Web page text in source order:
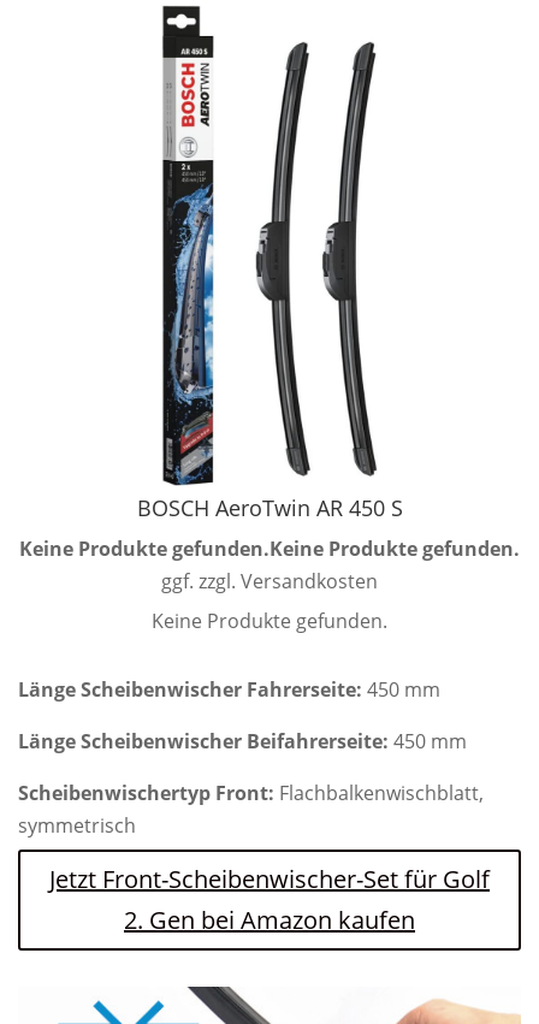
BOSCH AeroTwin AR 450 S
Keine Produkte gefunden.Keine Produkte gefunden.
ggf. zzgl. Versandkosten
Keine Produkte gefunden.
Länge Scheibenwischer Fahrerseite: 450 mm
Länge Scheibenwischer Beifahrerseite: 450 mm
Scheibenwischertyp Front: Flachbalkenwischblatt,
symmetrisch
Jetzt Front-Scheibenwischer-Set für Golf
2. Gen bei Amazon kaufen